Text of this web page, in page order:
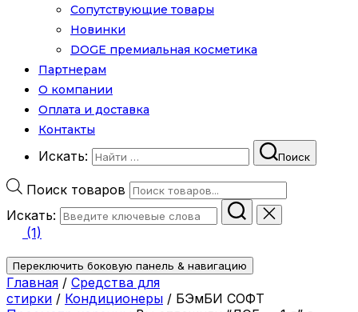
Сопутствующие товары
Новинки
DOGE премиальная косметика
Партнерам
О компании
Оплата и доставка
Контакты
Искать: Поиск
Поиск товаров
Искать:
(1)
Переключить боковую панель & навигацию
Главная / Средства для
стирки / Кондиционеры / БЭмБИ СОФТ